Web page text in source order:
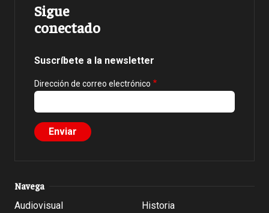
Sigue
conectado
Suscríbete a la newsletter
Dirección de correo electrónico
Navega
Audiovisual
Historia